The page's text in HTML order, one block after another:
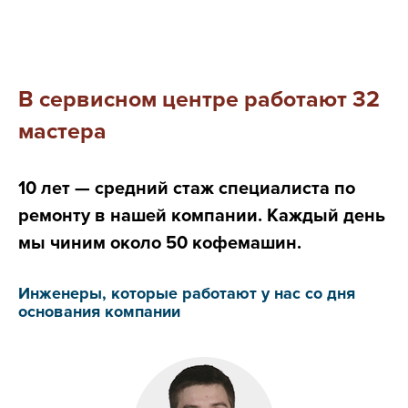
В сервисном центре работают 32
мастера
10 лет — средний стаж специалиста по
ремонту в нашей компании. Каждый день
мы чиним около 50 кофемашин.
Инженеры, которые работают у нас со дня
основания компании